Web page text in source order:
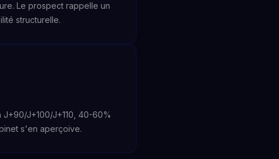
Le prospect rappelle un
structurelle.
J+100/J+110, 40-60%
s'en aperçoive.